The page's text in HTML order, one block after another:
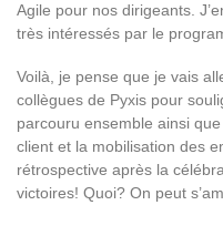
Agile pour nos dirigeants.
très intéressés par le
Voilà, je pense que je vais
collègues de Pyxis pour
parcouru ensemble ainsi
client et la mobilisation des
rétrospective après la
victoires! Quoi? On peut